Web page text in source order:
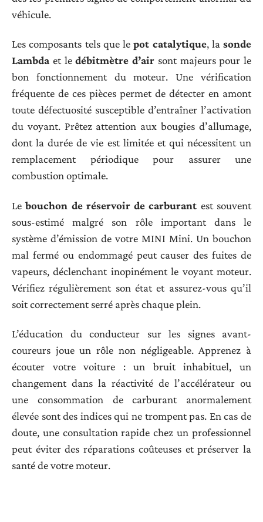
véhicule.
Les composants tels que lepot catalytique, la sonde
Lambda et ledébitmètre d’air sont majeurs pour le
bon fonctionnement du moteur. Une vérification
fréquente de ces pièces permet de détecter en amont
toute défectuosité susceptible d’entraîner l’activation
du voyant. Prêtez attention aux bougies d’allumage,
dont la durée de vie est limitée et qui nécessitent un
remplacement périodique pour assurer une
combustion optimale.
Lebouchon de réservoir de carburant est souvent
sous-estimé malgré son rôle important dans le
système d’émission de votre MINI Mini. Un bouchon
mal fermé ou endommagé peut causer des fuites de
vapeurs, déclenchant inopinément le voyant moteur.
Vérifiez régulièrement son état et assurez-vous qu’il
soit correctement serré après chaque plein.
L’éducation du conducteur sur les signes avant-
coureurs joue un rôle non négligeable. Apprenez à
écouter votre voiture : un bruit inhabituel, un
changement dans la réactivité de l’accélérateur ou
une consommation de carburant anormalement
élevée sont des indices qui ne trompent pas. En cas de
doute, une consultation rapide chez un professionnel
peut éviter des réparations coûteuses et préserver la
santé de votre moteur.